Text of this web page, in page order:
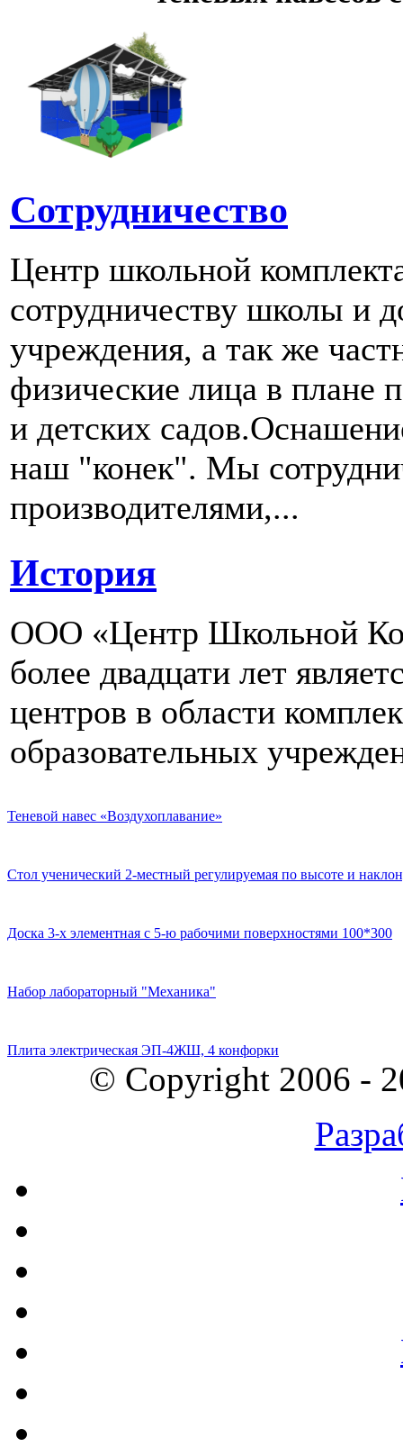
Сотрудничество
Центр школьной
сотрудничеству школы и
учреждения, а так же
физические лица в плане
и детских
наш "конек". Мы
производителями,...
История
ООО «Центр Школьной
более двадцати лет
центров в области
образовательных
Теневой навес «Воздухоплавание»
Стол ученический 2-местный регулируемая по высоте и
Доска 3-х элементная с 5-ю рабочими поверхностями 100*300
Набор лабораторный "Механика"
Плита электрическая ЭП-4ЖШ, 4 конфорки
© Copyright 2006 -